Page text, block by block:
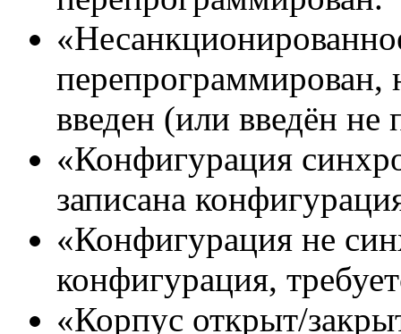
перепрограммирован,
введен (или введён не
«Конфигурация
записана
«Конфигурация не
конфигурация,
«Корпус открыт/